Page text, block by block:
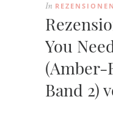
In REZENSIONEN
You
(Amber-
Band 2)